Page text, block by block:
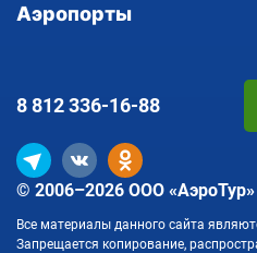
Аэропорты
© 2006–2026 ООО «АэроТур»
Все материалы данного сайта
Запрещается копирование,
8 812336-16-88